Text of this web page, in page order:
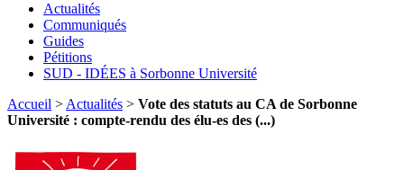
Actualités
Communiqués
Guides
Pétitions
SUD - IDÉES à Sorbonne Université
Accueil > Actualités > Vote des statuts au CA de Sorbonne
Université : compte-rendu des élu-es des (...)